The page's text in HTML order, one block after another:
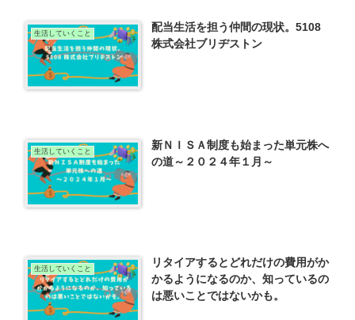
生活していくこと
配当生活を担う仲間の現状。5108
株式会社ブリヂストン
生活していくこと
新ＮＩＳＡ制度も始まった単元株へ
の道～２０２４年１月～
生活していくこと
リタイアするとどれだけの費用がか
かるようになるのか、知っているの
は悪いことではないかも。